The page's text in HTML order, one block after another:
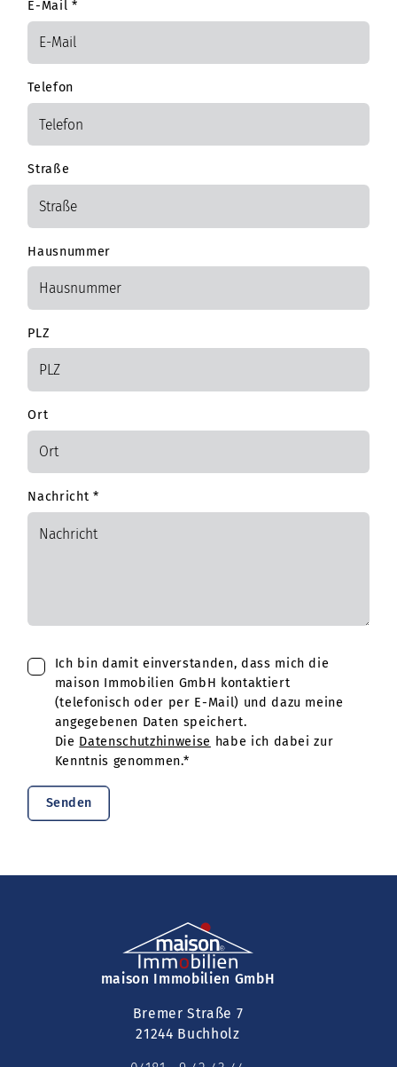
E-Mail *
Telefon
Straße
Hausnummer
PLZ
Ort
Nachricht *
Ich bin damit einverstanden, dass mich die
maison Immobilien GmbH kontaktiert
(telefonisch oder per E-Mail) und dazu meine
angegebenen Daten speichert.
Die Datenschutzhinweise habe ich dabei zur
Kenntnis genommen.*
Senden
maison Immobilien GmbH
Bremer Straße 7
21244 Buchholz